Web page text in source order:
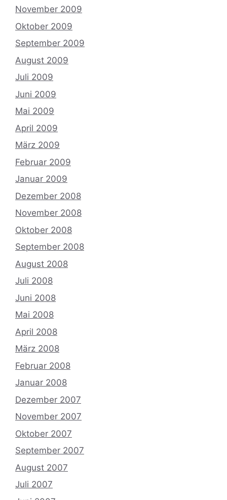
November 2009
Oktober 2009
September 2009
August 2009
Juli 2009
Juni 2009
Mai 2009
April 2009
März 2009
Februar 2009
Januar 2009
Dezember 2008
November 2008
Oktober 2008
September 2008
August 2008
Juli 2008
Juni 2008
Mai 2008
April 2008
März 2008
Februar 2008
Januar 2008
Dezember 2007
November 2007
Oktober 2007
September 2007
August 2007
Juli 2007